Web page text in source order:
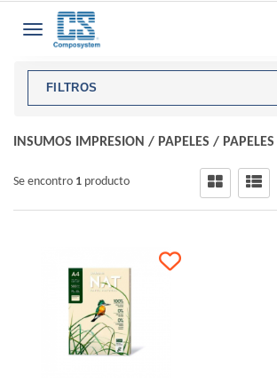
Toggle navigation
FILTROS
INSUMOS IMPRESION / PAPELES /
Se encontro 1 producto